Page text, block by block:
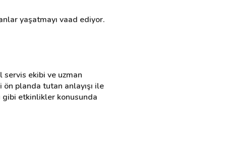
yaşatmayı vaad ediyor.
ekibi ve uzman
planda tutan anlayışı ile
gibi etkinlikler konusunda